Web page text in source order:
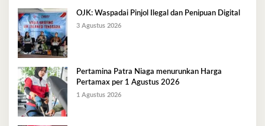
OJK: Waspadai Pinjol Ilegal dan Penipuan Digital
3 Agustus 2026
Pertamina Patra Niaga menurunkan Harga
Pertamax per 1 Agustus 2026
1 Agustus 2026